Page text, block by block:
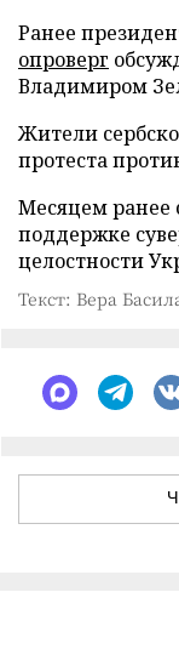
Ранее
опроверг
Владимиром
Жители
протеста
Месяцем ранее
поддержке
целостности
Текст: Вера